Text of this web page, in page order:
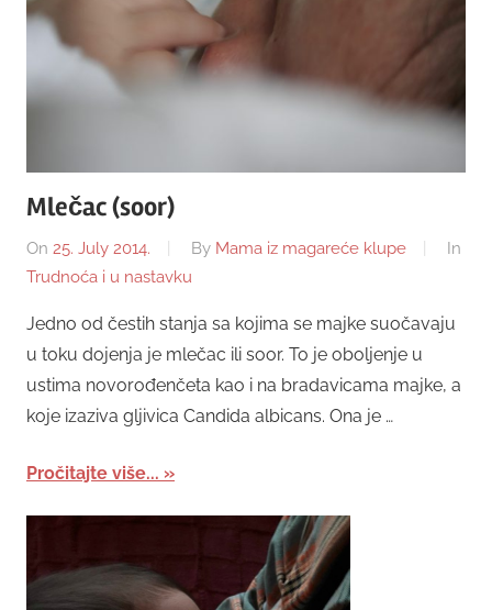
Mlečac (soor)
On 25. July 2014. By Mama iz magareće klupe
In
Trudnoća i u nastavku
Jedno od čestih stanja sa kojima se majke suočavaju
u toku dojenja je mlečac ili soor. To je oboljenje u
ustima novorođenčeta kao i na bradavicama majke, a
koje izaziva gljivica Candida albicans. Ona je …
Pročitajte više...